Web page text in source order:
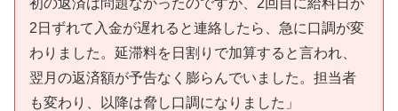
2日ずれて入金が遅れると連絡したら、急に口調が変
わりました。延滞料を日割りで加算すると言われ、
翌月の返済額が予告なく膨らんでいました。担当者
も変わり、以降は脅し口調になりました」